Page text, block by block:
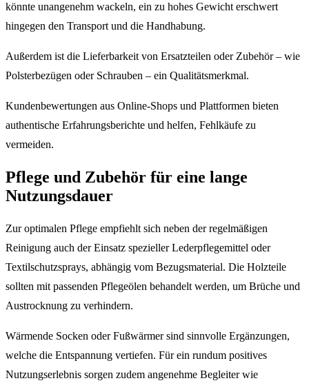
könnte unangenehm wackeln, ein zu hohes Gewicht erschwert
hingegen den Transport und die Handhabung.
Außerdem ist die Lieferbarkeit von Ersatzteilen oder Zubehör – wie
Polsterbezügen oder Schrauben – ein Qualitätsmerkmal.
Kundenbewertungen aus Online-Shops und Plattformen bieten
authentische Erfahrungsberichte und helfen, Fehlkäufe zu
vermeiden.
Pflege und Zubehör für eine lange
Nutzungsdauer
Zur optimalen Pflege empfiehlt sich neben der regelmäßigen
Reinigung auch der Einsatz spezieller Lederpflegemittel oder
Textilschutzsprays, abhängig vom Bezugsmaterial. Die Holzteile
sollten mit passenden Pflegeölen behandelt werden, um Brüche und
Austrocknung zu verhindern.
Wärmende Socken oder Fußwärmer sind sinnvolle Ergänzungen,
welche die Entspannung vertiefen. Für ein rundum positives
Nutzungserlebnis sorgen zudem angenehme Begleiter wie